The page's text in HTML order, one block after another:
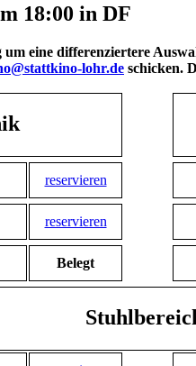
18:00 in DF
eine differenziertere
lohr.de schicken.
reservieren
reservieren
Belegt